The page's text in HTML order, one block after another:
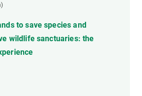
to save species and
wildlife sanctuaries: the